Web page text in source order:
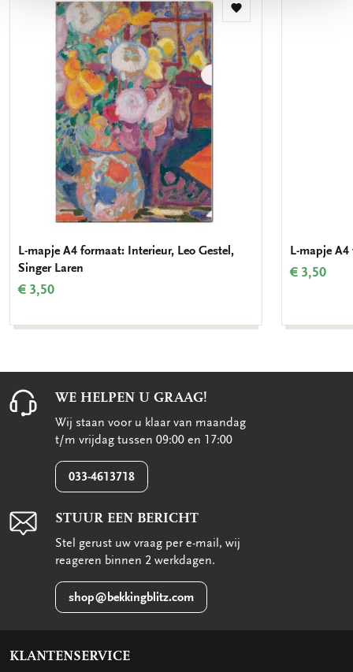
Toevoegen
L-mapje A4 formaat: Interieur, Leo Gestel,
Singer Laren
€ 3,50
L-mapje
€ 3,50
WE HELPEN U GRAAG!
Wij staan voor u klaar van maandag
t/m vrijdag tussen 09:00 en 17:00
033-4613718
STUUR EEN BERICHT
Stel gerust uw vraag per e-mail, wij
reageren binnen 2 werkdagen.
shop@bekkingblitz.com
KLANTENSERVICE